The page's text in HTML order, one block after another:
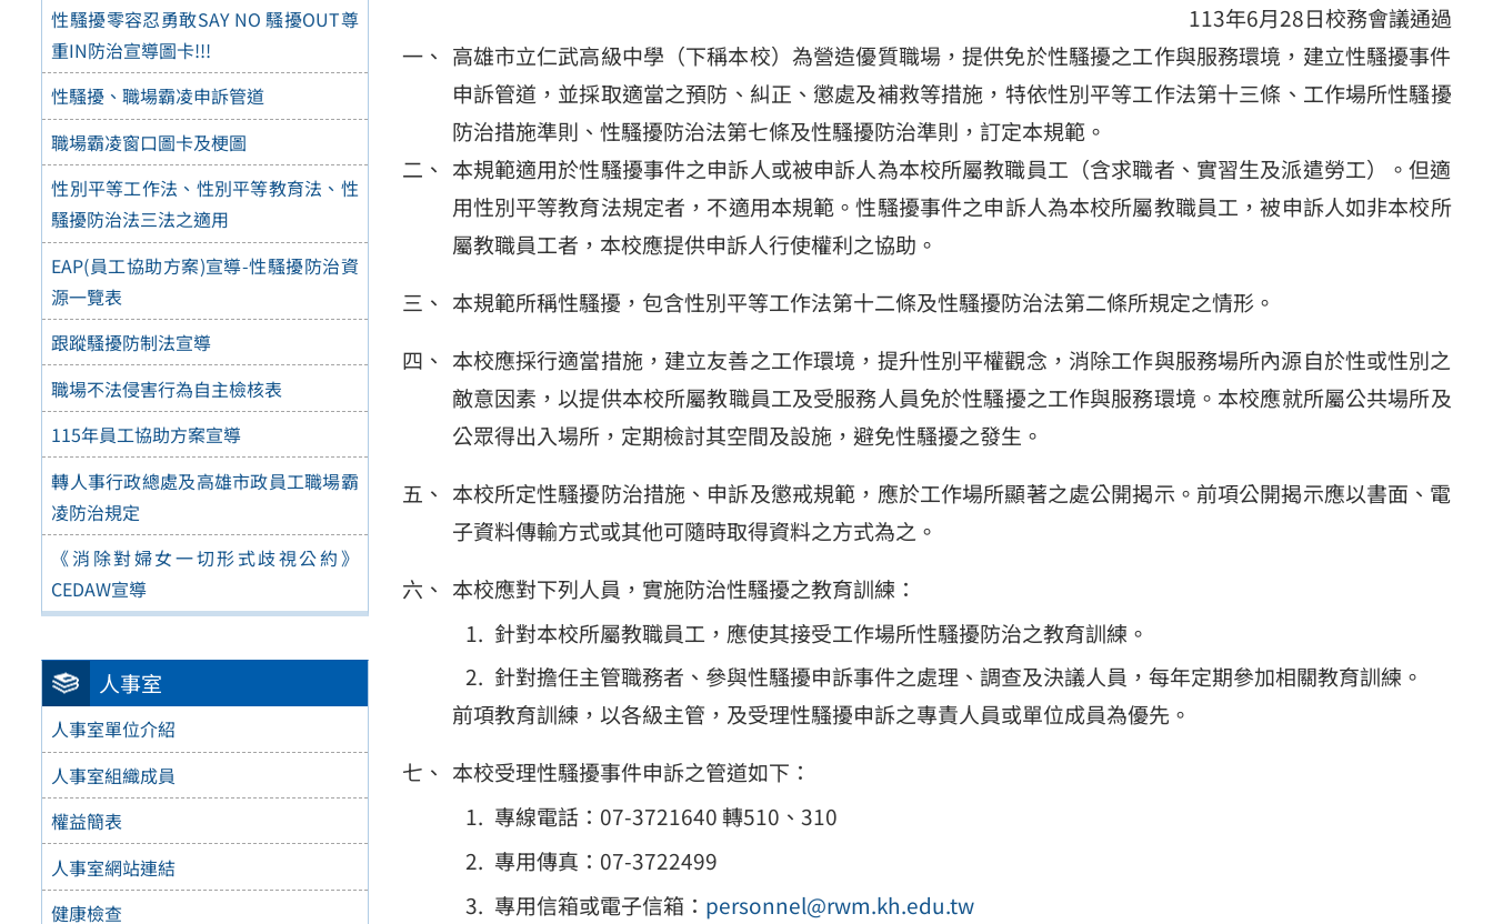
性騷擾零容忍勇敢SAY NO 騷擾OUT尊
重IN防治宣導圖卡!!!
性騷擾、職場霸凌申訴管道
職場霸凌窗口圖卡及梗圖
性別平等工作法、性別平等教育法、性
騷擾防治法三法之適用
EAP(員工協助方案)宣導-性騷擾防治資
源一覽表
跟蹤騷擾防制法宣導
職場不法侵害行為自主檢核表
115年員工協助方案宣導
轉人事行政總處及高雄市政員工職場霸
凌防治規定
《消除對婦女一切形式歧視公約》
CEDAW宣導
人事室
人事室單位介紹
人事室組織成員
權益簡表
人事室網站連結
健康檢查
113年6月28日校務會議通過
高雄市立仁武高級中學（下稱本校）為營造優質職場，提供免於性騷擾之工作與服務環境，建立性騷擾事件
申訴管道，並採取適當之預防、糾正、懲處及補救等措施，特依性別平等工作法第十三條、工作場所性騷擾
防治措施準則、性騷擾防治法第七條及性騷擾防治準則，訂定本規範。
本規範適用於性騷擾事件之申訴人或被申訴人為本校所屬教職員工（含求職者、實習生及派遣勞工）。但適
用性別平等教育法規定者，不適用本規範。性騷擾事件之申訴人為本校所屬教職員工，被申訴人如非本校所
屬教職員工者，本校應提供申訴人行使權利之協助。
本規範所稱性騷擾，包含性別平等工作法第十二條及性騷擾防治法第二條所規定之情形。
本校應採行適當措施，建立友善之工作環境，提升性別平權觀念，消除工作與服務場所內源自於性或性別之
敵意因素，以提供本校所屬教職員工及受服務人員免於性騷擾之工作與服務環境。本校應就所屬公共場所及
公眾得出入場所，定期檢討其空間及設施，避免性騷擾之發生。
本校所定性騷擾防治措施、申訴及懲戒規範，應於工作場所顯著之處公開揭示。前項公開揭示應以書面、電
子資料傳輸方式或其他可隨時取得資料之方式為之。
本校應對下列人員，實施防治性騷擾之教育訓練：
針對本校所屬教職員工，應使其接受工作場所性騷擾防治之教育訓練。
針對擔任主管職務者、參與性騷擾申訴事件之處理、調查及決議人員，每年定期參加相關教育訓練。
前項教育訓練，以各級主管，及受理性騷擾申訴之專責人員或單位成員為優先。
本校受理性騷擾事件申訴之管道如下：
專線電話：07-3721640 轉510、310
專用傳真：07-3722499
專用信箱或電子信箱： personnel@rwm.kh.edu.tw